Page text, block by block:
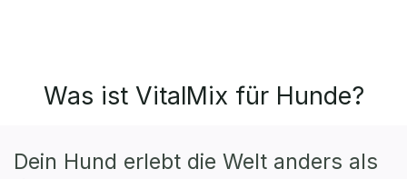
Was ist VitalMix für Hunde?
Dein Hund erlebt die Welt anders als